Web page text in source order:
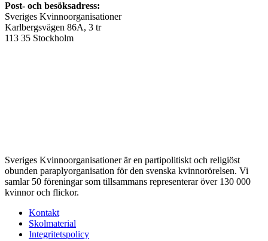
Post- och besöksadress:
Sveriges Kvinnoorganisationer
Karlbergsvägen 86A, 3 tr
113 35 Stockholm
Sveriges Kvinnoorganisationer är en partipolitiskt och religiöst
obunden paraplyorganisation för den svenska kvinnorörelsen. Vi
samlar 50 föreningar som tillsammans representerar över 130 000
kvinnor och flickor.
Kontakt
Skolmaterial
Integritetspolicy